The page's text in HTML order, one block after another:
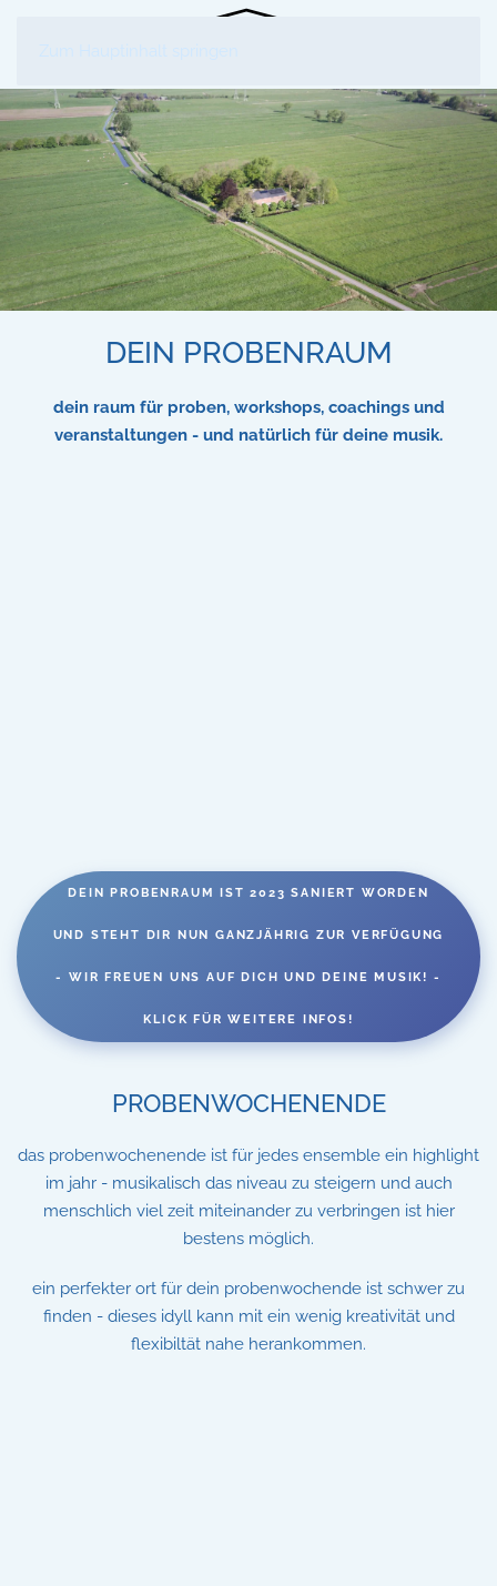
DEIN PROBENRAUM
dein raum für proben, workshops, coachings und
veranstaltungen - und natürlich für deine musik.
DEIN PROBENRAUM IST 2023 SANIERT WORDEN
UND STEHT DIR NUN GANZJÄHRIG ZUR VERFÜGUNG
- WIR FREUEN UNS AUF DICH UND DEINE MUSIK! -
KLICK FÜR WEITERE INFOS!
PROBENWOCHENENDE
das probenwochenende ist für jedes ensemble ein highlight
im jahr - musikalisch das niveau zu steigern und auch
menschlich viel zeit miteinander zu verbringen ist hier
bestens möglich.
ein perfekter ort für dein probenwochende ist schwer zu
finden - dieses idyll kann mit ein wenig kreativität und
flexibiltät nahe herankommen.